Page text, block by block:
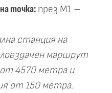
точка: през М1 –
станция на
маршрут
4570 метра и
от 150 метра.